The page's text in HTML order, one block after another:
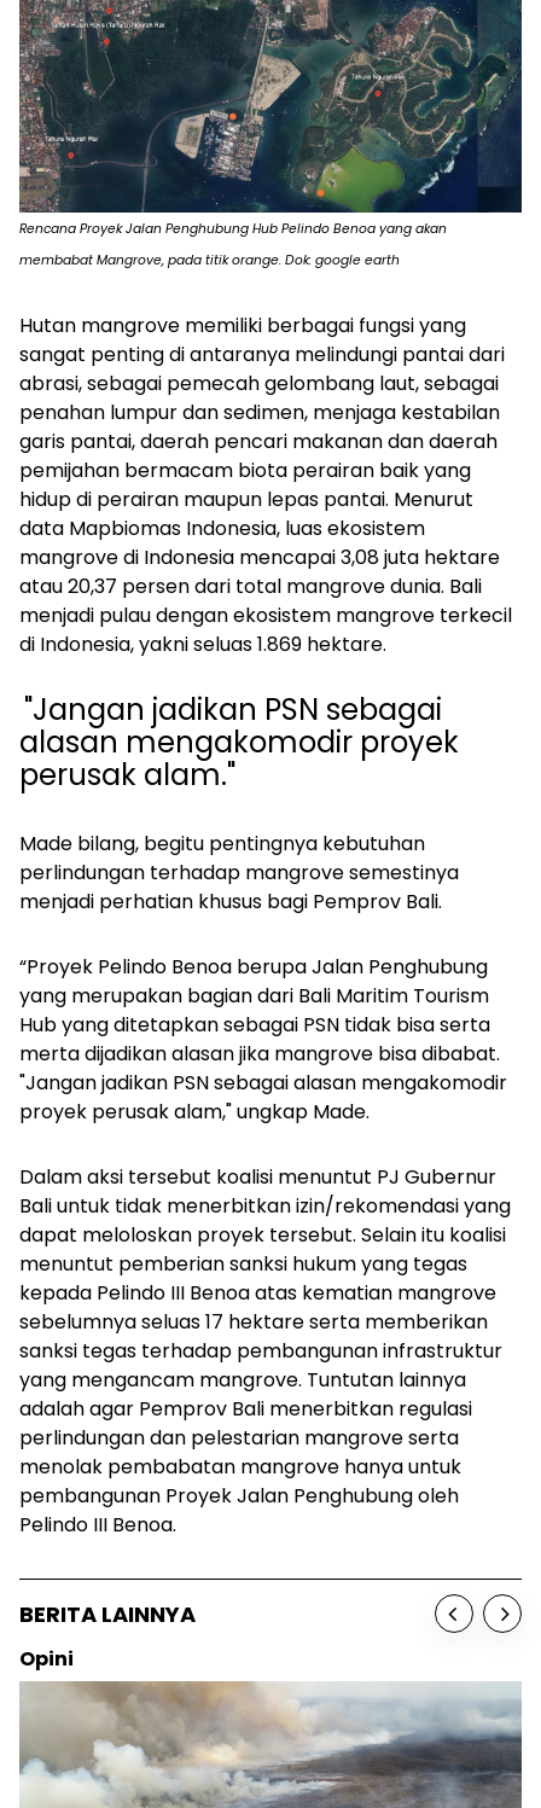
Rencana Proyek Jalan Penghubung Hub Pelindo Benoa yang akan
membabat Mangrove, pada titik orange. Dok: google earth
Hutan mangrove memiliki berbagai fungsi yang
sangat penting di antaranya melindungi pantai dari
abrasi, sebagai pemecah gelombang laut, sebagai
penahan lumpur dan sedimen, menjaga kestabilan
garis pantai, daerah pencari makanan dan daerah
pemijahan bermacam biota perairan baik yang
hidup di perairan maupun lepas pantai. Menurut
data Mapbiomas Indonesia, luas ekosistem
mangrove di Indonesia mencapai 3,08 juta hektare
atau 20,37 persen dari total mangrove dunia. Bali
menjadi pulau dengan ekosistem mangrove terkecil
di Indonesia, yakni seluas 1.869 hektare.
"Jangan jadikan PSN sebagai
alasan mengakomodir proyek
perusak alam."
Made bilang, begitu pentingnya kebutuhan
perlindungan terhadap mangrove semestinya
menjadi perhatian khusus bagi Pemprov Bali.
“Proyek Pelindo Benoa berupa Jalan Penghubung
yang merupakan bagian dari Bali Maritim Tourism
Hub yang ditetapkan sebagai PSN tidak bisa serta
merta dijadikan alasan jika mangrove bisa dibabat.
"Jangan jadikan PSN sebagai alasan mengakomodir
proyek perusak alam," ungkap Made.
Dalam aksi tersebut koalisi menuntut PJ Gubernur
Bali untuk tidak menerbitkan izin/rekomendasi yang
dapat meloloskan proyek tersebut. Selain itu koalisi
menuntut pemberian sanksi hukum yang tegas
kepada Pelindo III Benoa atas kematian mangrove
sebelumnya seluas 17 hektareserta memberikan
sanksi tegas terhadap pembangunan infrastruktur
yang mengancam mangrove. Tuntutan lainnya
adalah agar Pemprov Bali menerbitkan regulasi
perlindungan dan pelestarian mangrove serta
menolak pembabatan mangrove hanya untuk
pembangunan Proyek Jalan Penghubung oleh
Pelindo III Benoa.
BERITA LAINNYA
Opini